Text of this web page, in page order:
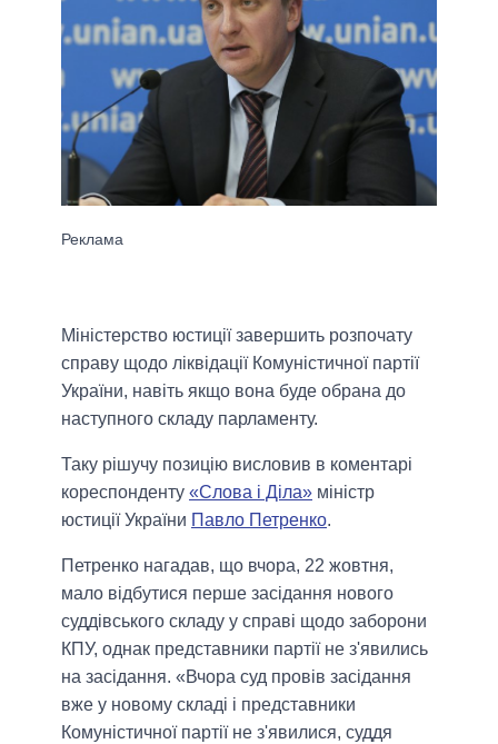
Міністерство юстиції завершить розпочату
справу щодо ліквідації Комуністичної партії
України, навіть якщо вона буде обрана до
наступного складу парламенту.
Таку рішучу позицію висловив в коментарі
кореспонденту «Слова і Діла» міністр
юстиції України Павло Петренко.
Петренко нагадав, що вчора, 22 жовтня,
мало відбутися перше засідання нового
суддівського складу у справі щодо заборони
КПУ, однак представники партії не з'явились
на засідання. «Вчора суд провів засідання
вже у новому складі і представники
Комуністичної партії не з'явилися, суддя